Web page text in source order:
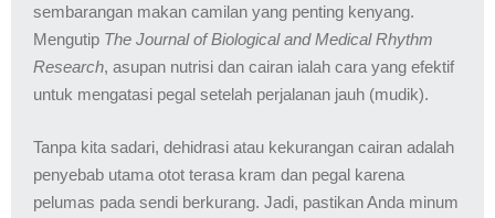
sembarangan makan camilan yang penting kenyang.
Mengutip The Journal of Biological and Medical Rhythm
Research, asupan nutrisi dan cairan ialah cara yang efektif
untuk mengatasi pegal setelah perjalanan jauh (mudik).
Tanpa kita sadari, dehidrasi atau kekurangan cairan adalah
penyebab utama otot terasa kram dan pegal karena
pelumas pada sendi berkurang. Jadi, pastikan Anda minum